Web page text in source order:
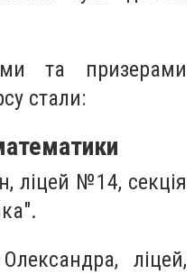
та призерами
стали:
ліцей №14, секція
ліцей,